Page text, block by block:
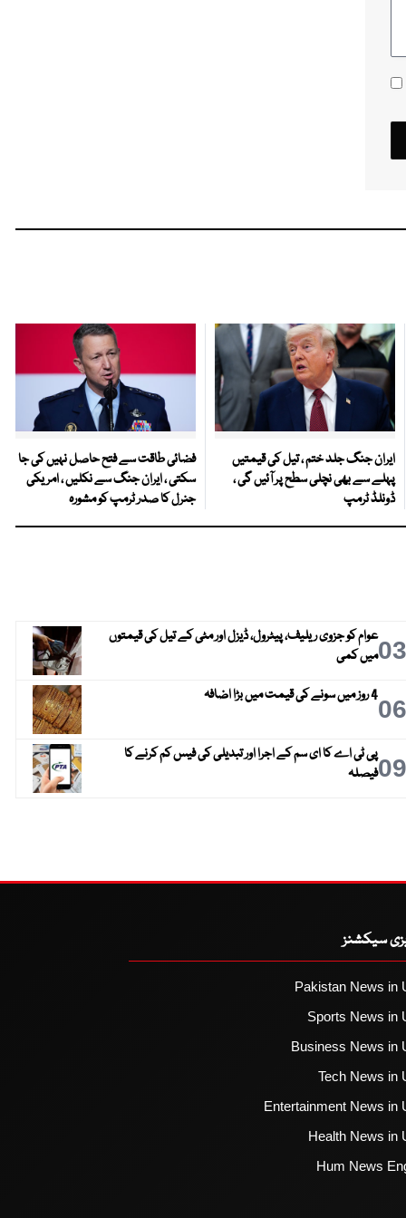
ایران جنگ جلد ختم ، تیل کی قیمتیں
پہلے سے بھی نچلی سطح پر آئیں گی ،
ڈونلڈ ٹرمپ
فضائی طاقت سے فتح حاصل نہیں کی جا
سکتی ، ایران جنگ سے نکلیں ، امریکی
جنرل کا صدر ٹرمپ کو مشورہ
03عوام کو جزوی ریلیف، پیٹرول، ڈیزل اور مٹی کے تیل کی قیمتوں
میں کمی
064 روز میں سونے کی قیمت میں بڑا اضافہ
09پی ٹی اے کا ای سم کے اجرا اور تبدیلی کی فیس کم کرنے کا
فیصلہ
سیکشنز
Pakistan News in
Sports News in
Business News in
Tech News in
Entertainment News in
Health News in
Hum News